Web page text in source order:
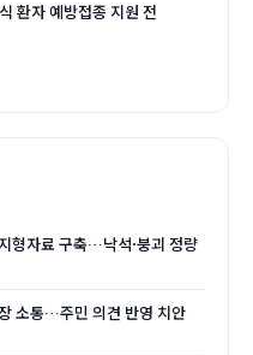
환자 예방접종 지원 전
형자료 구축…낙석·붕괴 정량
소통…주민 의견 반영 치안